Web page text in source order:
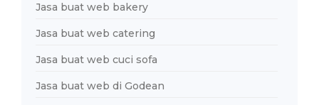
Jasa buat web bakery
Jasa buat web catering
Jasa buat web cuci sofa
Jasa buat web di Godean